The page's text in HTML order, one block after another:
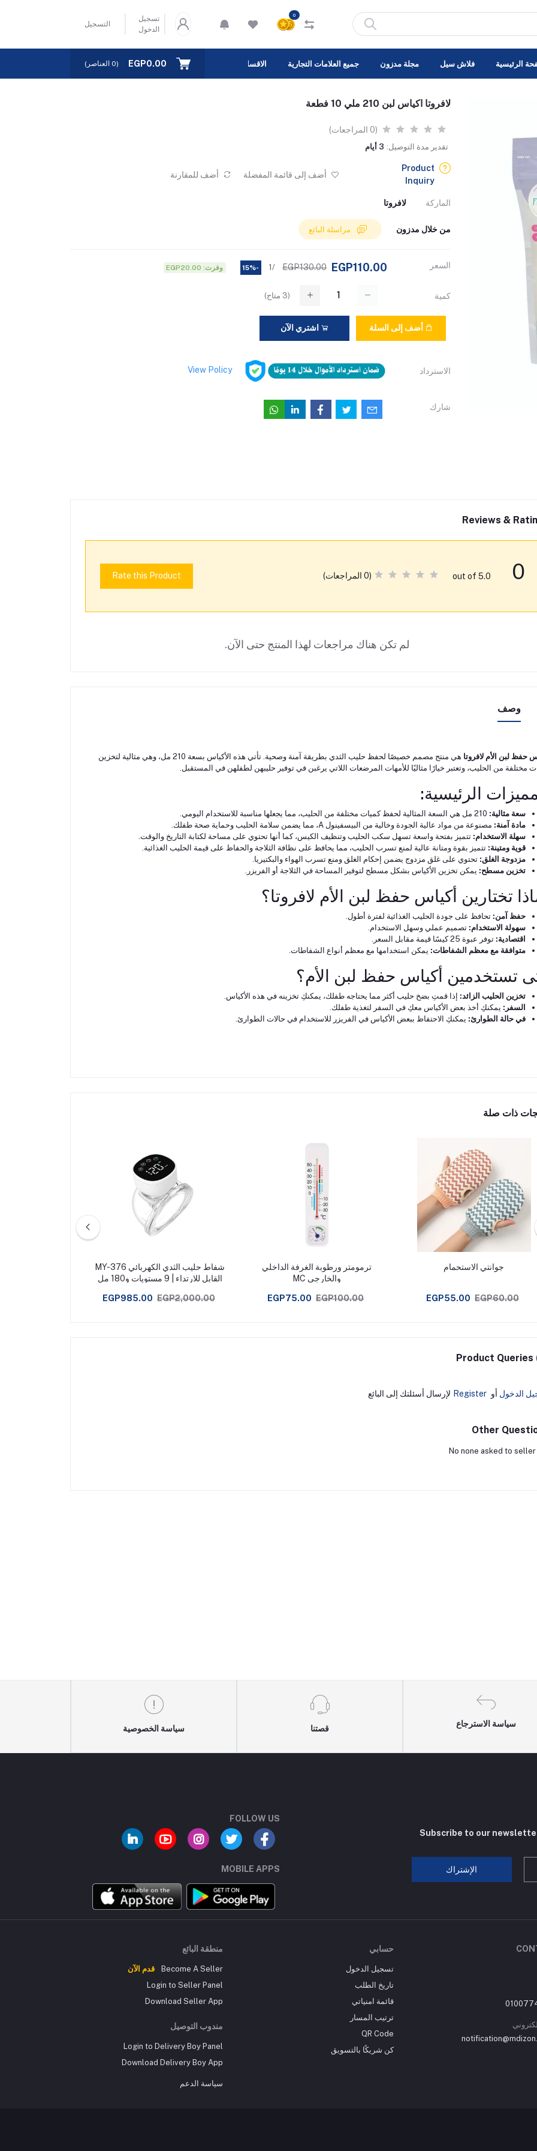
0
تسجيل
الدخول
التسجيل
الرئيسية فلاش سيل مجلة مدزون جميع العلامات التجارية الاقسام EGP0.00
(
0 العناصر)
لافروتا اكياس لبن 210 ملي 10 فطعة
(0 المراجعات)
تقدير مدة التوصيل: 3 أيام
Product
Inquiry
أضف إلى قائمة المفضلة أضف للمقارنة
الماركة لافروتا
من خلال مدزون
السعر EGP110.00
EGP130.00
/1
-15% وفرت: EGP20.00
كمية (
3 متاح)
أضف إلى السلة اشتري الآن
الاسترداد View Policy
شارك
Reviews &
0
out of 5.0 (0 المراجعات) Rate this Product
لم تكن هناك مراجعات لهذا المنتج حتى الآن.
وصف
حفظ لبن الأم لافروتا
هي منتج مصمم خصيصًا لحفظ حليب الثدي بطريقة آمنة وصحية. تأتي هذه الأكياس بسعة 210 مل، وهي مثالية لتخزين
مختلفة من الحليب، وتعتبر خيارًا مثاليًا للأمهات المرضعات اللاتي يرغبن في توفير حليبهن لطفلهن في المستقبل.
الرئيسية:
سعة مثالية:
مادة آمنة: مصنوعة من مواد عالية الجودة وخالية من البيسفينول A، مما يضمن سلامة الحليب وحماية صحة طفلك.
سهلة الاستخدام: تتميز بفتحة واسعة تسهل سكب الحليب وتنظيف الكيس، كما أنها تحتوي على مساحة لكتابة التاريخ والوقت.
قوية ومتينة: تتميز بقوة ومتانة عالية لمنع تسرب الحليب، مما يحافظ على نظافة الثلاجة والحفاظ على قيمة الحليب الغذائية.
مزدوجة الغلق: تحتوي على غلق مزدوج يضمن إحكام الغلق ومنع تسرب الهواء والبكتيريا.
تخزين مسطح: يمكن تخزين الأكياس بشكل مسطح لتوفير المساحة في الثلاجة أو الفريزر.
تختارين أكياس حفظ لبن الأم لافروتا؟
حفظ آمن: تحافظ على جودة الحليب الغذائية لفترة أطول.
سهولة الاستخدام: تصميم عملي وسهل الاستخدام.
اقتصادية: توفر عبوة 25 كيسًا قيمة مقابل السعر.
متوافقة مع معظم الشفاطات: يمكن استخدامها مع معظم أنواع الشفاطات.
تستخدمين أكياس حفظ لبن الأم؟
تخزين الحليب الزائد: إذا قمتِ بضخ حليب أكثر مما يحتاجه طفلك، يمكنكِ تخزينه في هذه الأكياس.
السفر: يمكنكِ أخذ بعض الأكياس معكِ في السفر لتغذية طفلك.
في حالة الطوارئ: يمكنكِ الاحتفاظ ببعض الأكياس في الفريزر للاستخدام في حالات الطوارئ.
ذات صلة
جوانتي الاستحمام
EGP55.00 EGP60.00
ترمومتر ورطوبة الغرفة الداخلي
والخارجي MC
EGP75.00 EGP100.00
شفاط حليب الثدي الكهربائي MY-376
القابل للارتداء | 9 مستويات و180 مل
EGP985.00 EGP2,000.00
Product Queries
الدخول أو Register لإرسال أسئلتك إلى البائع
Other
No none asked to
سياسة الاسترجاع
قصتنا سياسة الخصوصية
Subscribe to our
الإشتراك
FOLLOW US
MOBILE APPS
حسابي
تسجيل الدخول
تاريخ الطلب
قائمة امنياتي
ترتيب المسار
QR Code
كن شريكًا بالتسويق
منطقة البائع
Become A Seller
قدم الآن
Login to Seller Panel
Download Seller App
مندوب التوصيل
Login to Delivery Boy Panel
Download Delivery Boy App
سياسة الدعم